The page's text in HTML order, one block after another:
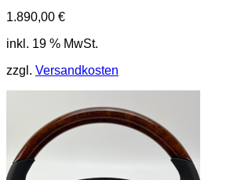
1.890,00 €
inkl. 19 % MwSt.
zzgl. Versandkosten